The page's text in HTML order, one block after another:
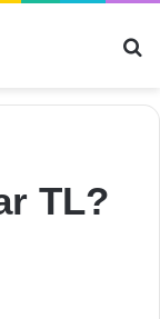
TL?